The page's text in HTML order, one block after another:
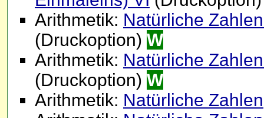
Arithmetik: Natürliche
(Druckoption) W
Arithmetik: Natürliche
(Druckoption) W
Arithmetik: Natürliche Zahlen